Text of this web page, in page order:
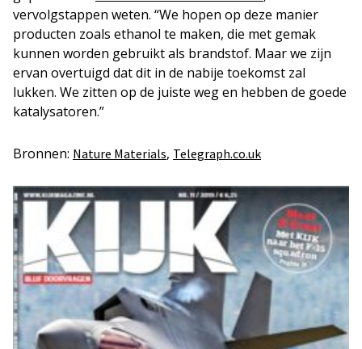
vervolgstappen weten. “We hopen op deze manier
producten zoals ethanol te maken, die met gemak
kunnen worden gebruikt als brandstof. Maar we zijn
ervan overtuigd dat dit in de nabije toekomst zal
lukken. We zitten op de juiste weg en hebben de goede
katalysatoren.”
Bronnen: Nature Materials, Telegraph.co.uk